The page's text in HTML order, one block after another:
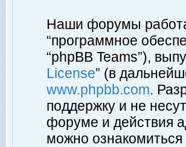
Наши форумы
“программное
“phpBB Teams”),
License” (в
www.phpbb.com.
поддержку и не
форуме и действия
можно ознакомиться